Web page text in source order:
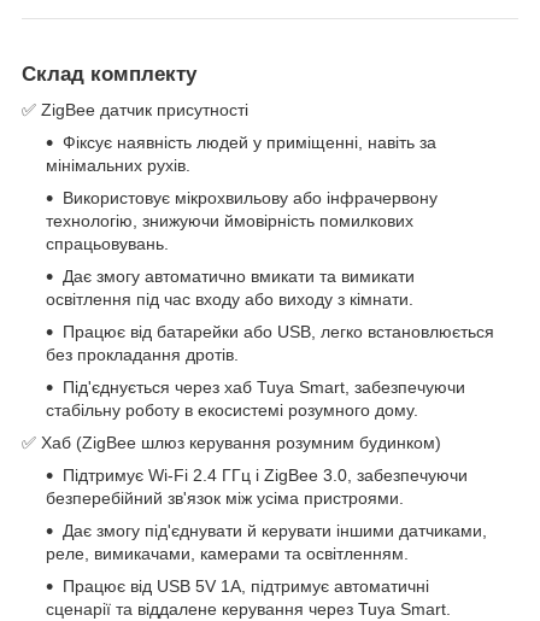
Склад комплекту
✅ ZigBee датчик присутності
Фіксує наявність людей у приміщенні, навіть за
мінімальних рухів.
Використовує мікрохвильову або інфрачервону
технологію, знижуючи ймовірність помилкових
спрацьовувань.
Дає змогу автоматично вмикати та вимикати
освітлення під час входу або виходу з кімнати.
Працює від батарейки або USB, легко встановлюється
без прокладання дротів.
Під'єднується через хаб Tuya Smart, забезпечуючи
стабільну роботу в екосистемі розумного дому.
✅ Хаб (ZigBee шлюз керування розумним будинком)
Підтримує Wi-Fi 2.4 ГГц і ZigBee 3.0, забезпечуючи
безперебійний зв'язок між усіма пристроями.
Дає змогу під'єднувати й керувати іншими датчиками,
реле, вимикачами, камерами та освітленням.
Працює від USB 5V 1A, підтримує автоматичні
сценарії та віддалене керування через Tuya Smart.